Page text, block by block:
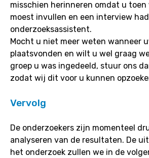
misschien herinneren omdat u
moest invullen en een interview
onderzoeksassistent.
Mocht u niet meer weten wanneer
plaatsvonden en wilt u wel graag
groep u was ingedeeld, stuur ons
zodat wij dit voor u kunnen
Vervolg
De onderzoekers zijn momenteel
analyseren van de resultaten. De
het onderzoek zullen we in de